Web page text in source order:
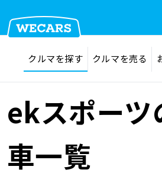
在庫検索 サイト内検索
クルマを探す
クルマを探す クルマを売る
ekスポーツ
車一覧